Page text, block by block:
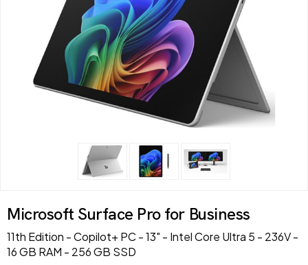
Microsoft Surface Pro for Business
11th Edition - Copilot+ PC - 13" - Intel Core Ultra 5 - 236V -
16 GB RAM - 256 GB SSD